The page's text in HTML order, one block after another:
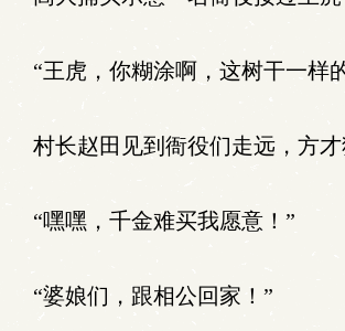
“王虎，你糊涂啊，这树干一样
村长赵田见到衙役们走远，方才
“嘿嘿，千金难买我愿意！”
“婆娘们，跟相公回家！”